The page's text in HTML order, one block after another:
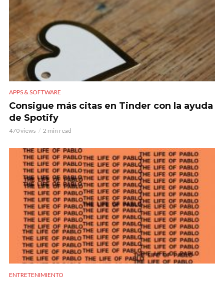
APPS & SOFTWARE
Consigue más citas en Tinder con la ayuda
de Spotify
470 views 2 min read
ENTRETENIMIENTO